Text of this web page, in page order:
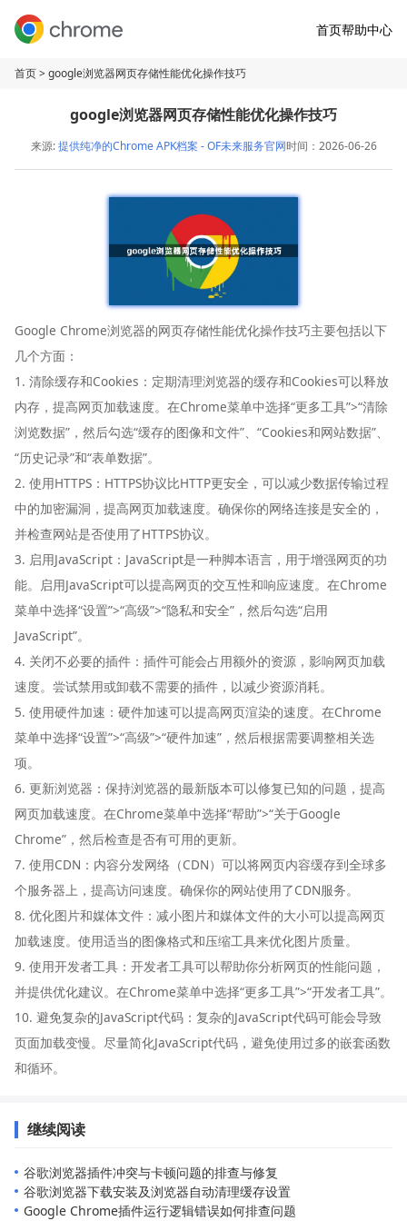
首页帮助中心
首页> google浏览器网页存储性能优化操作技巧
google浏览器网页存储性能优化操作技巧
来源:提供纯净的Chrome APK档案 - OF未来服务官网时间：2026-06-26
Google Chrome浏览器的网页存储性能优化操作技巧主要包括以下
几个方面：
1. 清除缓存和Cookies：定期清理浏览器的缓存和Cookies可以释放
内存，提高网页加载速度。在Chrome菜单中选择“更多工具”>“清除
浏览数据”，然后勾选“缓存的图像和文件”、“Cookies和网站数据”、
“历史记录”和“表单数据”。
2. 使用HTTPS：HTTPS协议比HTTP更安全，可以减少数据传输过程
中的加密漏洞，提高网页加载速度。确保你的网络连接是安全的，
并检查网站是否使用了HTTPS协议。
3. 启用JavaScript：JavaScript是一种脚本语言，用于增强网页的功
能。启用JavaScript可以提高网页的交互性和响应速度。在Chrome
菜单中选择“设置”>“高级”>“隐私和安全”，然后勾选“启用
JavaScript”。
4. 关闭不必要的插件：插件可能会占用额外的资源，影响网页加载
速度。尝试禁用或卸载不需要的插件，以减少资源消耗。
5. 使用硬件加速：硬件加速可以提高网页渲染的速度。在Chrome
菜单中选择“设置”>“高级”>“硬件加速”，然后根据需要调整相关选
项。
6. 更新浏览器：保持浏览器的最新版本可以修复已知的问题，提高
网页加载速度。在Chrome菜单中选择“帮助”>“关于Google
Chrome”，然后检查是否有可用的更新。
7. 使用CDN：内容分发网络（CDN）可以将网页内容缓存到全球多
个服务器上，提高访问速度。确保你的网站使用了CDN服务。
8. 优化图片和媒体文件：减小图片和媒体文件的大小可以提高网页
加载速度。使用适当的图像格式和压缩工具来优化图片质量。
9. 使用开发者工具：开发者工具可以帮助你分析网页的性能问题，
并提供优化建议。在Chrome菜单中选择“更多工具”>“开发者工具”。
10. 避免复杂的JavaScript代码：复杂的JavaScript代码可能会导致
页面加载变慢。尽量简化JavaScript代码，避免使用过多的嵌套函数
和循环。
继续阅读
谷歌浏览器插件冲突与卡顿问题的排查与修复
谷歌浏览器下载安装及浏览器自动清理缓存设置
Google Chrome插件运行逻辑错误如何排查问题